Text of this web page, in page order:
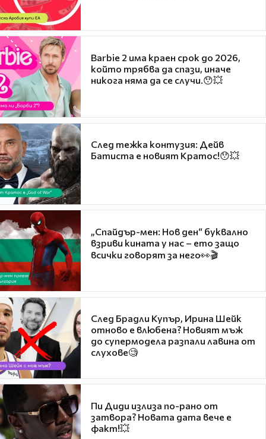
Barbie 2 има краен срок до 2026,
който трябва да спази, иначе
никога няма да се случи.😯💥
След тежка контузия: Дейв
Батиста е новият Кратос!😯💥
„Спайдър-мен: Нов ден“ буквално
взриви кината у нас – ето защо
всички говорят за него👀🎬
След Брадли Купър, Ирина Шейк
отново е влюбена? Новият мъж
до супермодела разпали лавина от
слухове🧐
Пи Диди излиза по-рано от
затвора? Новата дата вече е
факт!💥